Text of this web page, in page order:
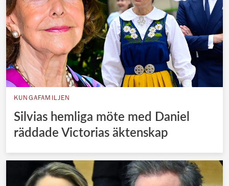
KUNGAFAMILJEN
Silvias hemliga möte med Daniel
räddade Victorias äktenskap